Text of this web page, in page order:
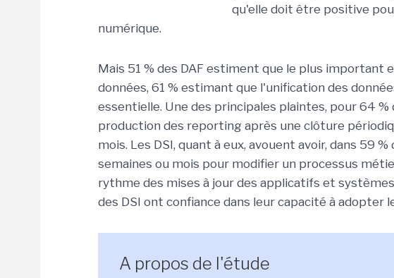
qu'elle doit être positive
numérique.
Mais 51 % des DAF estiment que le plus important
données, 61 % estimant que l'unification des
essentielle. Une des principales plaintes, pour 64 %
production des reporting après une clôture
mois. Les DSI, quant à eux, avouent avoir, dans 59
semaines ou mois pour modifier un processus
rythme des mises à jour des applicatifs et
des DSI ont confiance dans leur capacité à adopter
A propos de l'étude